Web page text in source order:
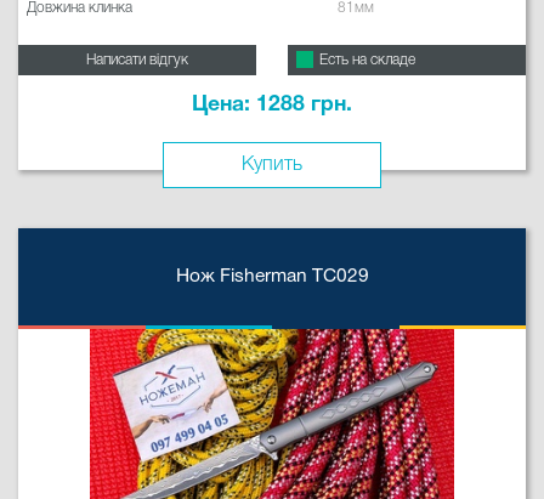
Довжина клинка
81мм
Написати відгук Есть на складе
Цена: 1288 грн.
Купить
Нож Fisherman TC029